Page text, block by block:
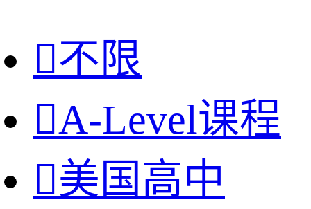
不限
A-Level课程
美国高中